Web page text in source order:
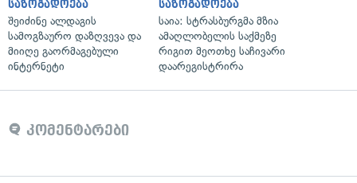
საზოგადოება
შეიძინე ალდაგის
სამოგზაურო დაზღვევა და
მიიღე გაორმაგებული
ინტერნეტი
საზოგადოება
საია: სტრასბურგმა მზია
ამაღლობელის საქმეზე
რიგით მეოთხე საჩივარი
დაარეგისტრირა
კომენტარები